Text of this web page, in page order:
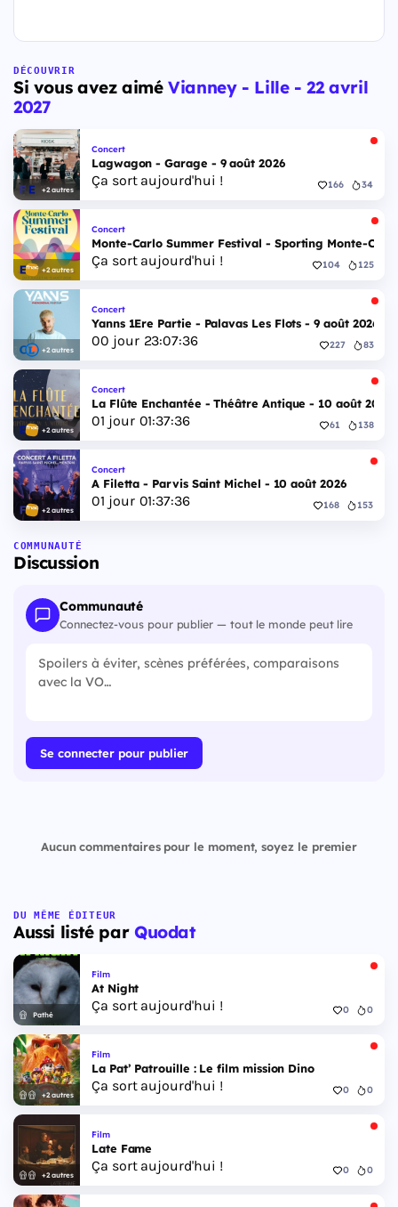
DÉCOUVRIR
Si vous avez aiméVianney - Lille - 22 avril
2027
+2 autres
Concert
Lagwagon - Garage - 9 août 2026
Ça sort aujourd'hui ! 166 34
+2 autres
Concert
Monte-Carlo Summer Festival - Sporting Monte-
Ça sort aujourd'hui ! 104 125
+2 autres
Concert
Yanns 1Ere Partie - Palavas Les Flots - 9 août 2026
00 jour 23:07:35 227 83
+2 autres
Concert
La Flûte Enchantée - Théâtre Antique - 10 août 2026
01 jour 01:37:35 61 138
+2 autres
Concert
A Filetta - Parvis Saint Michel - 10 août 2026
01 jour 01:37:35 168 153
COMMUNAUTÉ
Discussion
Communauté
Connectez-vous pour publier — tout le monde peut lire
Se connecter pour publier
Aucun commentaires pour le moment, soyez le premier
DU MÊME ÉDITEUR
Aussi listé par Quodat
Pathé
Film
At Night
Ça sort aujourd'hui ! 0 0
+2 autres
Film
La Pat’ Patrouille : Le film mission Dino
Ça sort aujourd'hui ! 0 0
+2 autres
Film
Late Fame
Ça sort aujourd'hui ! 0 0